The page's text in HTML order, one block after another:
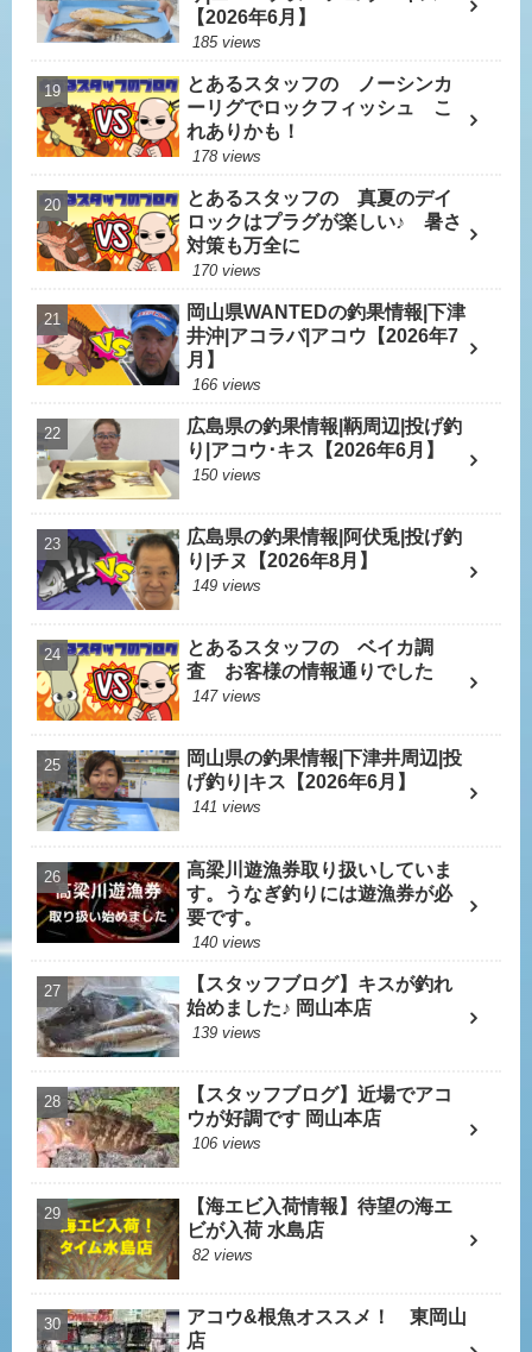
【2026年6月】
185 views
とあるスタッフの ノーシンカ
ーリグでロックフィッシュ こ
れありかも！
178 views
とあるスタッフの 真夏のデイ
ロックはプラグが楽しい♪ 暑さ
対策も万全に
170 views
岡山県WANTEDの釣果情報|下津
井沖|アコラバ|アコウ【2026年7
月】
166 views
広島県の釣果情報|鞆周辺|投げ釣
り|アコウ･キス【2026年6月】
150 views
広島県の釣果情報|阿伏兎|投げ釣
り|チヌ【2026年8月】
149 views
とあるスタッフの ベイカ調
査 お客様の情報通りでした
147 views
岡山県の釣果情報|下津井周辺|投
げ釣り|キス【2026年6月】
141 views
高梁川遊漁券取り扱いしていま
す。うなぎ釣りには遊漁券が必
要です。
140 views
【スタッフブログ】キスが釣れ
始めました♪ 岡山本店
139 views
【スタッフブログ】近場でアコ
ウが好調です 岡山本店
106 views
【海エビ入荷情報】待望の海エ
ビが入荷 水島店
82 views
アコウ&根魚オススメ！ 東岡山
店